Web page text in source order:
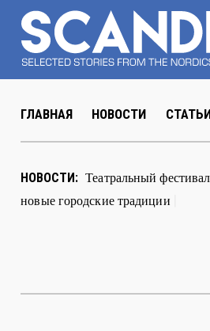
ГЛАВНАЯ НОВОСТИ
НОВОСТИ: Театральный
новые городские традиции